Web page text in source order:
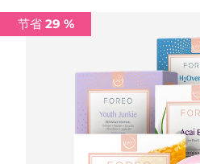
节省 29 %
荷兰